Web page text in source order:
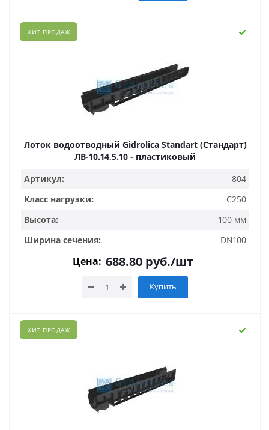
ХИТ ПРОДАЖ
Лоток водоотводный Gidrolica Standart (Стандарт)
ЛВ-10.14,5.10 - пластиковый
Артикул:
804
Класс нагрузки:
C250
Высота:
100 мм
Ширина сечения:
DN100
Цена: 688.80 руб./шт
Купить
ХИТ ПРОДАЖ